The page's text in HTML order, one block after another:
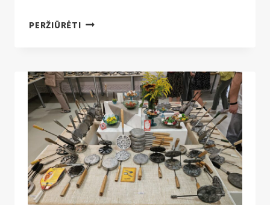
PERŽIŪRĖTIDAUGIAUSIA
ANT
SKERSINIO,
ATLIKTŲ
NENUSILEIDŽIANT